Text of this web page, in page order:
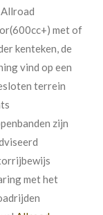
Allroad
met of
kenteken, de
vind op een
terrein
zijn
met het